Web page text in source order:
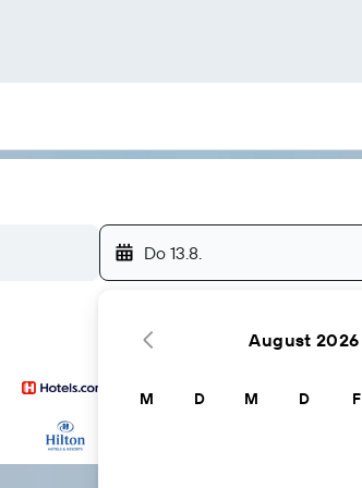
Do 13.8.
August 2026
M D M D F